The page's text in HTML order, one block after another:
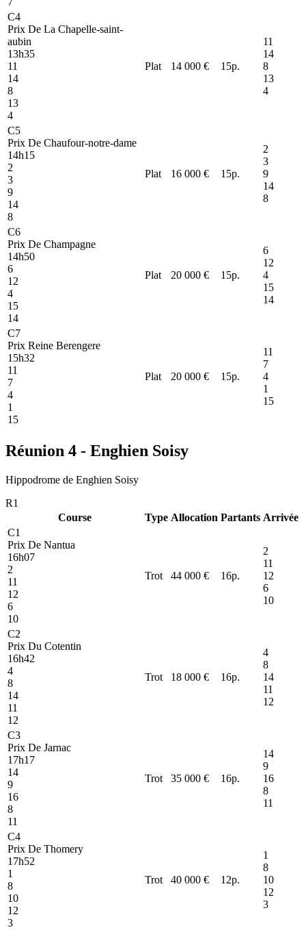
C4
Prix De La Chapelle-saint-
aubin
13h35
11
14
8
13
4
Plat 14 000 € 15p.
11
14
8
13
4
C5
Prix De Chaufour-notre-dame
14h15
2
3
9
14
8
Plat 16 000 € 15p.
2
3
9
14
8
C6
Prix De Champagne
14h50
6
12
4
15
14
Plat 20 000 € 15p.
6
12
4
15
14
C7
Prix Reine Berengere
15h32
11
7
4
1
15
Plat 20 000 € 15p.
11
7
4
1
15
Réunion 4 - Enghien Soisy
Hippodrome de Enghien Soisy
R1
Course
Type Allocation Partants Arrivée
C1
Prix De Nantua
16h07
2
11
12
6
10
Trot 44 000 € 16p.
2
11
12
6
10
C2
Prix Du Cotentin
16h42
4
8
14
11
12
Trot 18 000 € 16p.
4
8
14
11
12
C3
Prix De Jarnac
17h17
14
9
16
8
11
Trot 35 000 € 16p.
14
9
16
8
11
C4
Prix De Thomery
17h52
1
8
10
12
3
Trot 40 000 € 12p.
1
8
10
12
3